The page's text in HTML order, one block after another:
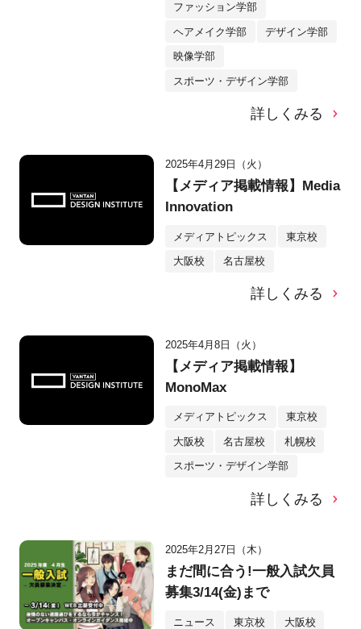
ファッション学部
ヘアメイク学部 デザイン学部
映像学部
スポーツ・デザイン学部
詳しくみる
2025年4月29日（火）
【メディア掲載情報】Media
Innovation
メディアトピックス 東京校
大阪校 名古屋校
詳しくみる
2025年4月8日（火）
【メディア掲載情報】
MonoMax
メディアトピックス 東京校
大阪校 名古屋校 札幌校
スポーツ・デザイン学部
詳しくみる
2025年2月27日（木）
まだ間に合う!一般入試欠員
募集3/14(金)まで
ニュース 東京校 大阪校